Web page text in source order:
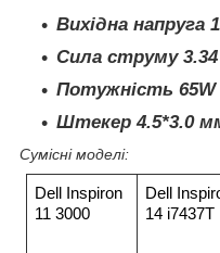
Вихідна напруга
Сила струму 3.34
Потужність 65W
Штекер 4.5*3.0
Сумісні моделі:
Dell Inspiron
11 3000
Dell
14 i7437T